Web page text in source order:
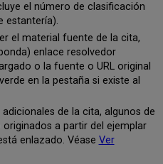
el número de clasificación
estantería).
el material fuente de la cita,
enlace resolvedor
o la fuente o URL original
en la pestaña si existe al
de la cita, algunos de
originados a partir del ejemplar
enlazado. Véase Ver